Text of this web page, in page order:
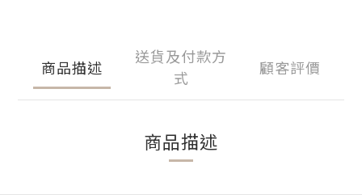
商品描述
送貨及付款方
式
顧客評價
商品描述